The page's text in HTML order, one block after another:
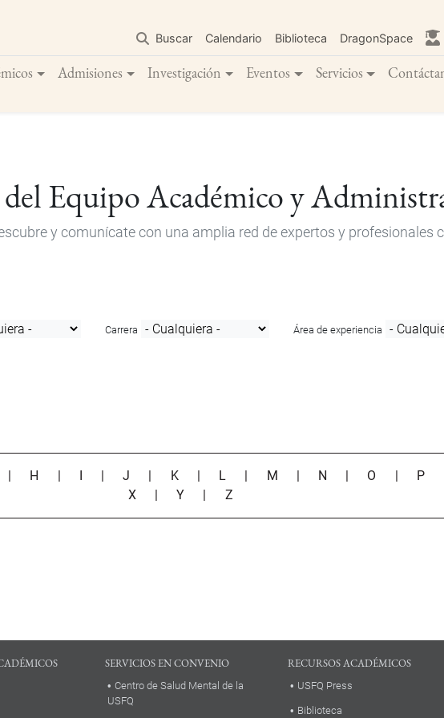
contenido
principal
Buscar Calendario Biblioteca DragonSpace
Admisiones Investigación Eventos Servicios
Equipo Académico y
y comunícate con una amplia red de expertos y profesionales
Carrera Área de experiencia
H |J K L M N O P
X
|Y Z
SERVICIOS EN CONVENIO
Centro de Salud Mental de la
USFQ
RECURSOS ACADÉMICOS
USFQ Press
Biblioteca